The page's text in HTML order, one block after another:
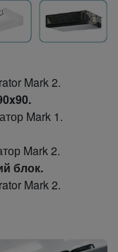
Mark 2.
Mark 1.
Mark 2.
блок.
Mark 2.